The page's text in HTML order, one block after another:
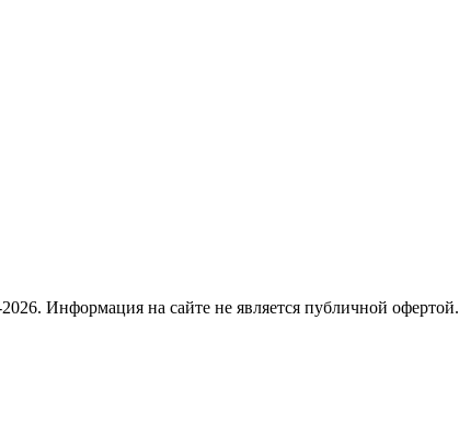
Информация на сайте не является публичной офертой.